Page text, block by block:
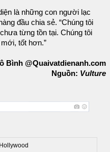
là những con người lạc
đầu chia sẻ. “Chúng tôi
từng tồn tại. Chúng tôi
tốt hơn.”
Bình @Quaivatdienanh.com
Nguồn: Vulture